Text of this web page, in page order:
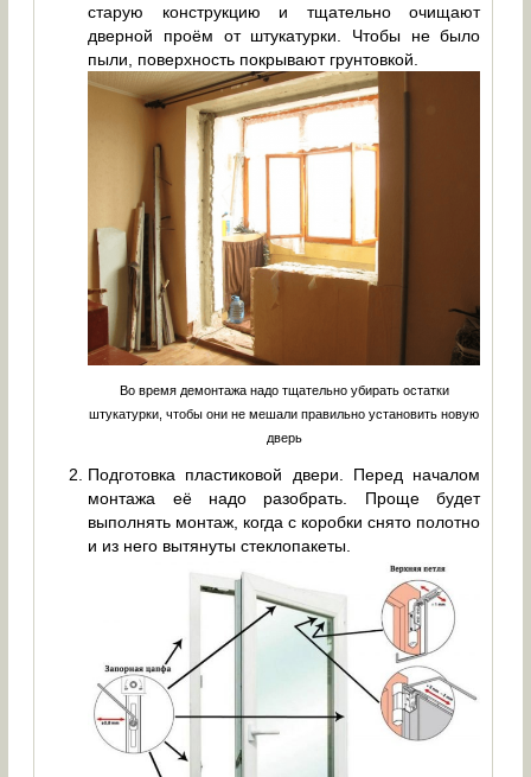
старую конструкцию и тщательно очищают
дверной проём от штукатурки. Чтобы не было
пыли, поверхность покрывают грунтовкой.
Во время демонтажа надо тщательно убирать остатки
штукатурки, чтобы они не мешали правильно установить новую
дверь
Подготовка пластиковой двери. Перед началом
монтажа её надо разобрать. Проще будет
выполнять монтаж, когда с коробки снято полотно
и из него вытянуты стеклопакеты.